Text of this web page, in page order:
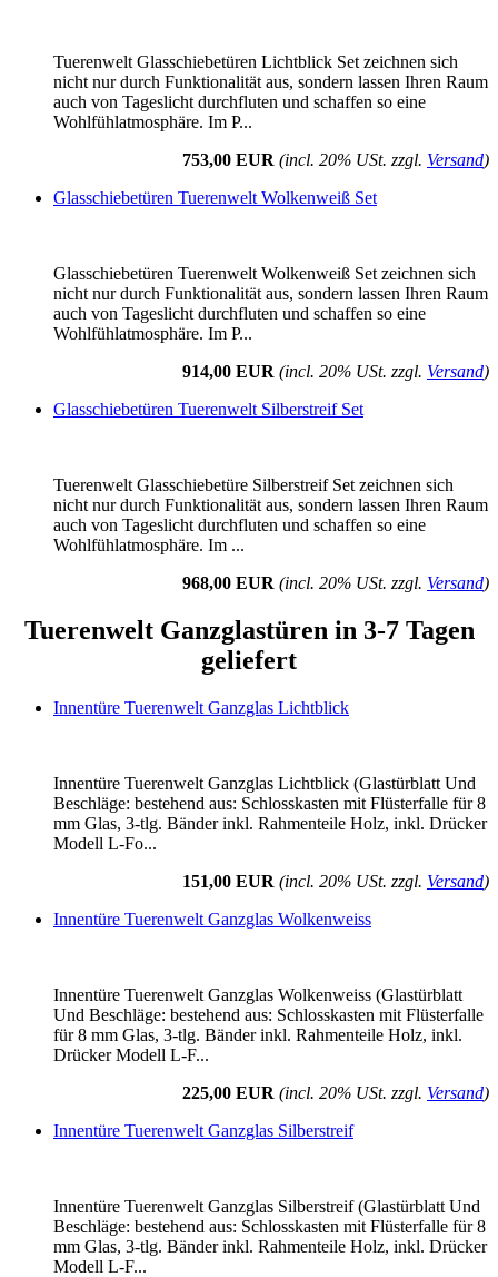
Tuerenwelt Glasschiebetüren Lichtblick Set zeichnen sich
nicht nur durch Funktionalität aus, sondern lassen Ihren Raum
auch von Tageslicht durchfluten und schaffen so eine
Wohlfühlatmosphäre. Im P...
753,00 EUR (incl. 20% USt. zzgl. Versand)
Glasschiebetüren Tuerenwelt Wolkenweiß Set
Glasschiebetüren Tuerenwelt Wolkenweiß Set zeichnen sich
nicht nur durch Funktionalität aus, sondern lassen Ihren Raum
auch von Tageslicht durchfluten und schaffen so eine
Wohlfühlatmosphäre. Im P...
914,00 EUR (incl. 20% USt. zzgl. Versand)
Glasschiebetüren Tuerenwelt Silberstreif Set
Tuerenwelt Glasschiebetüre Silberstreif Set zeichnen sich
nicht nur durch Funktionalität aus, sondern lassen Ihren Raum
auch von Tageslicht durchfluten und schaffen so eine
Wohlfühlatmosphäre. Im ...
968,00 EUR (incl. 20% USt. zzgl. Versand)
Tuerenwelt Ganzglastüren in 3-7 Tagen
geliefert
Innentüre Tuerenwelt Ganzglas Lichtblick
Innentüre Tuerenwelt Ganzglas Lichtblick (Glastürblatt Und
Beschläge: bestehend aus: Schlosskasten mit Flüsterfalle für 8
mm Glas, 3-tlg. Bänder inkl. Rahmenteile Holz, inkl. Drücker
Modell L-Fo...
151,00 EUR (incl. 20% USt. zzgl. Versand)
Innentüre Tuerenwelt Ganzglas Wolkenweiss
Innentüre Tuerenwelt Ganzglas Wolkenweiss (Glastürblatt
Und Beschläge: bestehend aus: Schlosskasten mit Flüsterfalle
für 8 mm Glas, 3-tlg. Bänder inkl. Rahmenteile Holz, inkl.
Drücker Modell L-F...
225,00 EUR (incl. 20% USt. zzgl. Versand)
Innentüre Tuerenwelt Ganzglas Silberstreif
Innentüre Tuerenwelt Ganzglas Silberstreif (Glastürblatt Und
Beschläge: bestehend aus: Schlosskasten mit Flüsterfalle für 8
mm Glas, 3-tlg. Bänder inkl. Rahmenteile Holz, inkl. Drücker
Modell L-F...